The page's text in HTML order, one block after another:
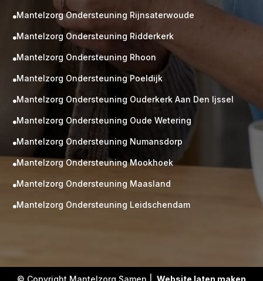
Gratis
M
Neem vrijblijvend contact op!
Hoog gekwalificeerd
Mantelzorg Ondersteuning Rijnsaterwoude
Mantelzorg Ondersteuning Ridderkerk
Mantelzorg Ondersteuning Rhoon
Mantelzorg Ondersteuning Poeldijk
Mantelzorg Ondersteuning Ouderkerk Aan Den Ijssel
Mantelzorg Ondersteuning Oude Wetering
Mantelzorg Ondersteuning Numansdorp
Mantelzorg Ondersteuning Mookhoek
Mantelzorg Ondersteuning Maasland
Mantelzorg Ondersteuning Leidschendam